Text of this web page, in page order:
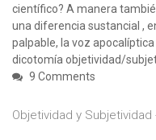
científico? A manera
una diferencia sustancial ,
palpable, la voz
dicotomía objetividad/
9 Comments
Objetividad y Subjetividad